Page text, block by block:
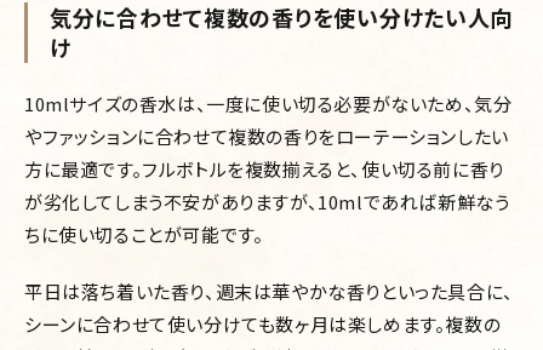
気分に合わせて複数の香りを使い分けたい人向
け
10mlサイズの香水は、一度に使い切る必要がないため、気分
やファッションに合わせて複数の香りをローテーションしたい
方に最適です。フルボトルを複数揃えると、使い切る前に香り
が劣化してしまう不安がありますが、10mlであれば新鮮なう
ちに使い切ることが可能です。
平日は落ち着いた香り、週末は華やかな香りといった具合に、
シーンに合わせて使い分けても数ヶ月は楽しめます。複数の